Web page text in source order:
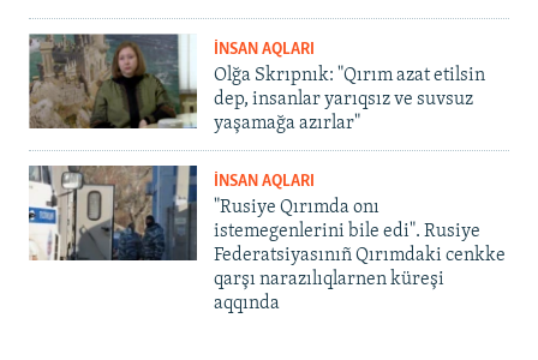
İNSAN AQLARI
Olğa Skrıpnık: "Qırım azat etilsin
dep, insanlar yarıqsız ve suvsuz
yaşamağa azırlar"
İNSAN AQLARI
"Rusiye Qırımda onı
istemegenlerini bile edi". Rusiye
Federatsiyasınıñ Qırımdaki cenkke
qarşı narazılıqlarnen küreşi
aqqında